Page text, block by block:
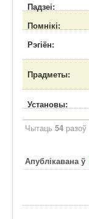
Падзеі:
Помнікі:
Рэгіён:
Прадметы:
Установы:
Чытаць 54 разоў
Апублікавана ў